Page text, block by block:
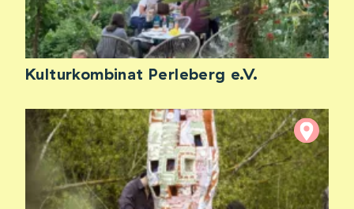
Kulturkombinat Perleberg e.V.